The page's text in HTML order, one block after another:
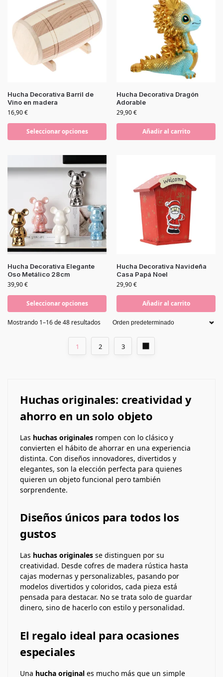
Hucha Decorativa Barril de
Vino en madera
16,90€
Seleccionar opciones
Hucha Decorativa Dragón
Adorable
29,90€
Añadir al carrito
Hucha Decorativa Elegante
Oso Metálico 28cm
39,90€
Seleccionar opciones
Hucha Decorativa Navideña
Casa Papá Noel
29,90€
Añadir al carrito
Mostrando 1–16 de 48 resultados
1 2 3
Huchas originales: creatividad y
ahorro en un solo objeto
Las huchas originales rompen con lo clásico y
convierten el hábito de ahorrar en una experiencia
distinta. Con diseños innovadores, divertidos y
elegantes, son la elección perfecta para quienes
quieren un objeto funcional pero también
sorprendente.
Diseños únicos para todos los
gustos
Las huchas originales se distinguen por su
creatividad. Desde cofres de madera rústica hasta
cajas modernas y personalizables, pasando por
modelos divertidos y coloridos, cada pieza está
pensada para destacar. No se trata solo de guardar
dinero, sino de hacerlo con estilo y personalidad.
El regalo ideal para ocasiones
especiales
Una hucha original es mucho más que un simple